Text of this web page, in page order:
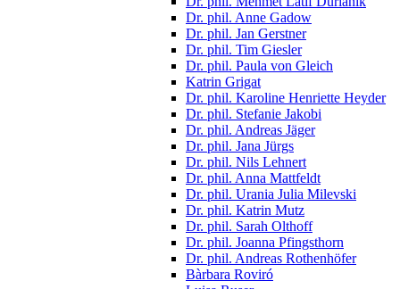
Dr. phil. Anne Gadow
Dr. phil. Jan Gerstner
Dr. phil. Tim Giesler
Dr. phil. Paula von Gleich
Katrin Grigat
Dr. phil. Karoline Henriette Heyder
Dr. phil. Stefanie Jakobi
Dr. phil. Andreas Jäger
Dr. phil. Jana Jürgs
Dr. phil. Nils Lehnert
Dr. phil. Anna Mattfeldt
Dr. phil. Urania Julia Milevski
Dr. phil. Katrin Mutz
Dr. phil. Sarah Olthoff
Dr. phil. Joanna Pfingsthorn
Dr. phil. Andreas Rothenhöfer
Bàrbara Roviró